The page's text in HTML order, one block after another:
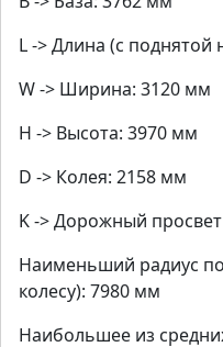
L -> Длина (с поднятой
W -> Ширина: 3120 мм
H -> Высота: 3970 мм
D -> Колея: 2158 мм
K -> Дорожный
Наименьший радиус
колесу): 7980 мм
Наибольшее из